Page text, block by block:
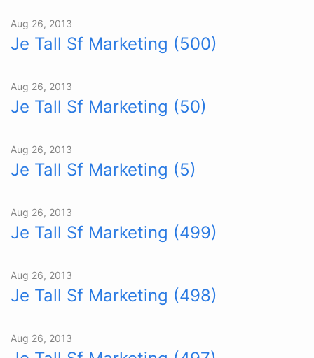
Aug 26, 2013
Je Tall Sf Marketing (500)
Aug 26, 2013
Je Tall Sf Marketing (50)
Aug 26, 2013
Je Tall Sf Marketing (5)
Aug 26, 2013
Je Tall Sf Marketing (499)
Aug 26, 2013
Je Tall Sf Marketing (498)
Aug 26, 2013